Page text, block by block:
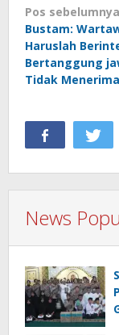
Navigasi
pos
Pos sebelumnya
Bustam:
Haruslah
Bertanggung
Tidak
News